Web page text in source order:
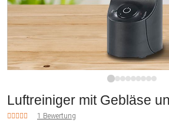
Luftreiniger mit Gebläse
1 Bewertung